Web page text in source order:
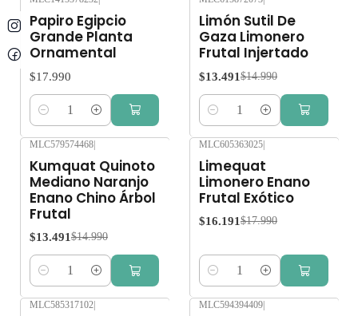
Papiro Egipcio
Grande Planta
Ornamental
$17.990
Cantidad
Limón Sutil De
Gaza Limonero
Frutal Injertado
$13.491 $14.990
Cantidad
MLC579574468|
Kumquat Quinoto
Mediano Naranjo
Enano Chino Árbol
Frutal
$13.491 $14.990
Cantidad
MLC605363025|
Limequat
Limonero Enano
Frutal Exótico
$16.191 $17.990
Cantidad
MLC585317102 MLC594394409